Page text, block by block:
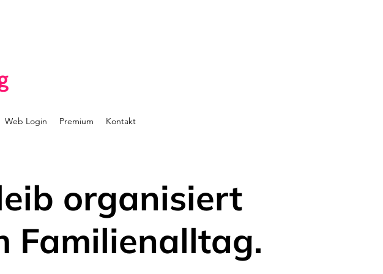
Web Login Premium Kontakt
organisiert
Familienalltag.